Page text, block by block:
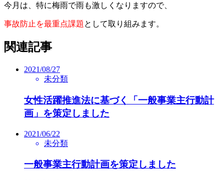
今月は、特に梅雨で雨も激しくなりますので、
事故防止を最重点課題 として取り組みます。
関連記事
2021/08/27
未分類
女性活躍推進法に基づく「一般事業主行動計
画」を策定しました
2021/06/22
未分類
一般事業主行動計画を策定しました